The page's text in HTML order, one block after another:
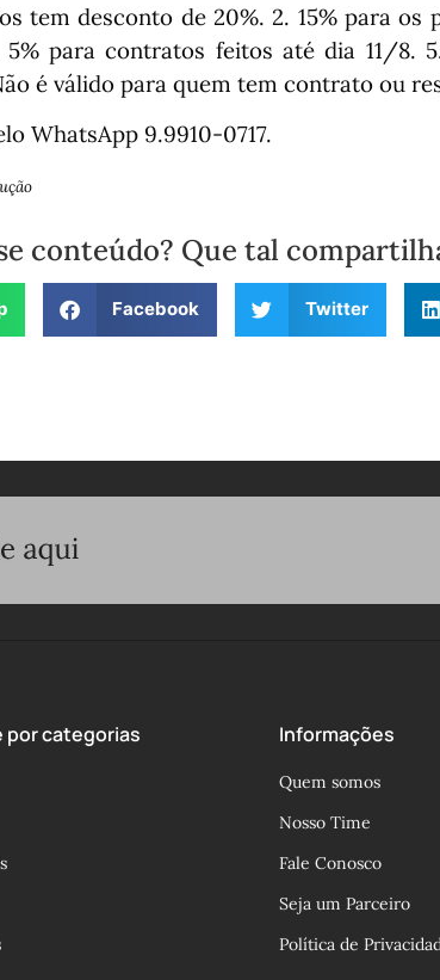
tem desconto de 20%.2. 15% para os
para contratos feitos até dia 11/8.
é válido para quem tem contrato ou
WhatsApp 9.9910-0717.
conteúdo? Que tal
Facebook Twitter
por categorias Informações
Quem somos
Nosso Time
Fale Conosco
Seja um Parceiro
Política de